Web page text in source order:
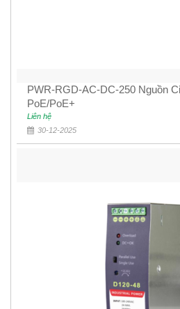
PWR-RGD-AC-DC-250 Nguồn
PoE/PoE+
Liên hệ
30-12-2025